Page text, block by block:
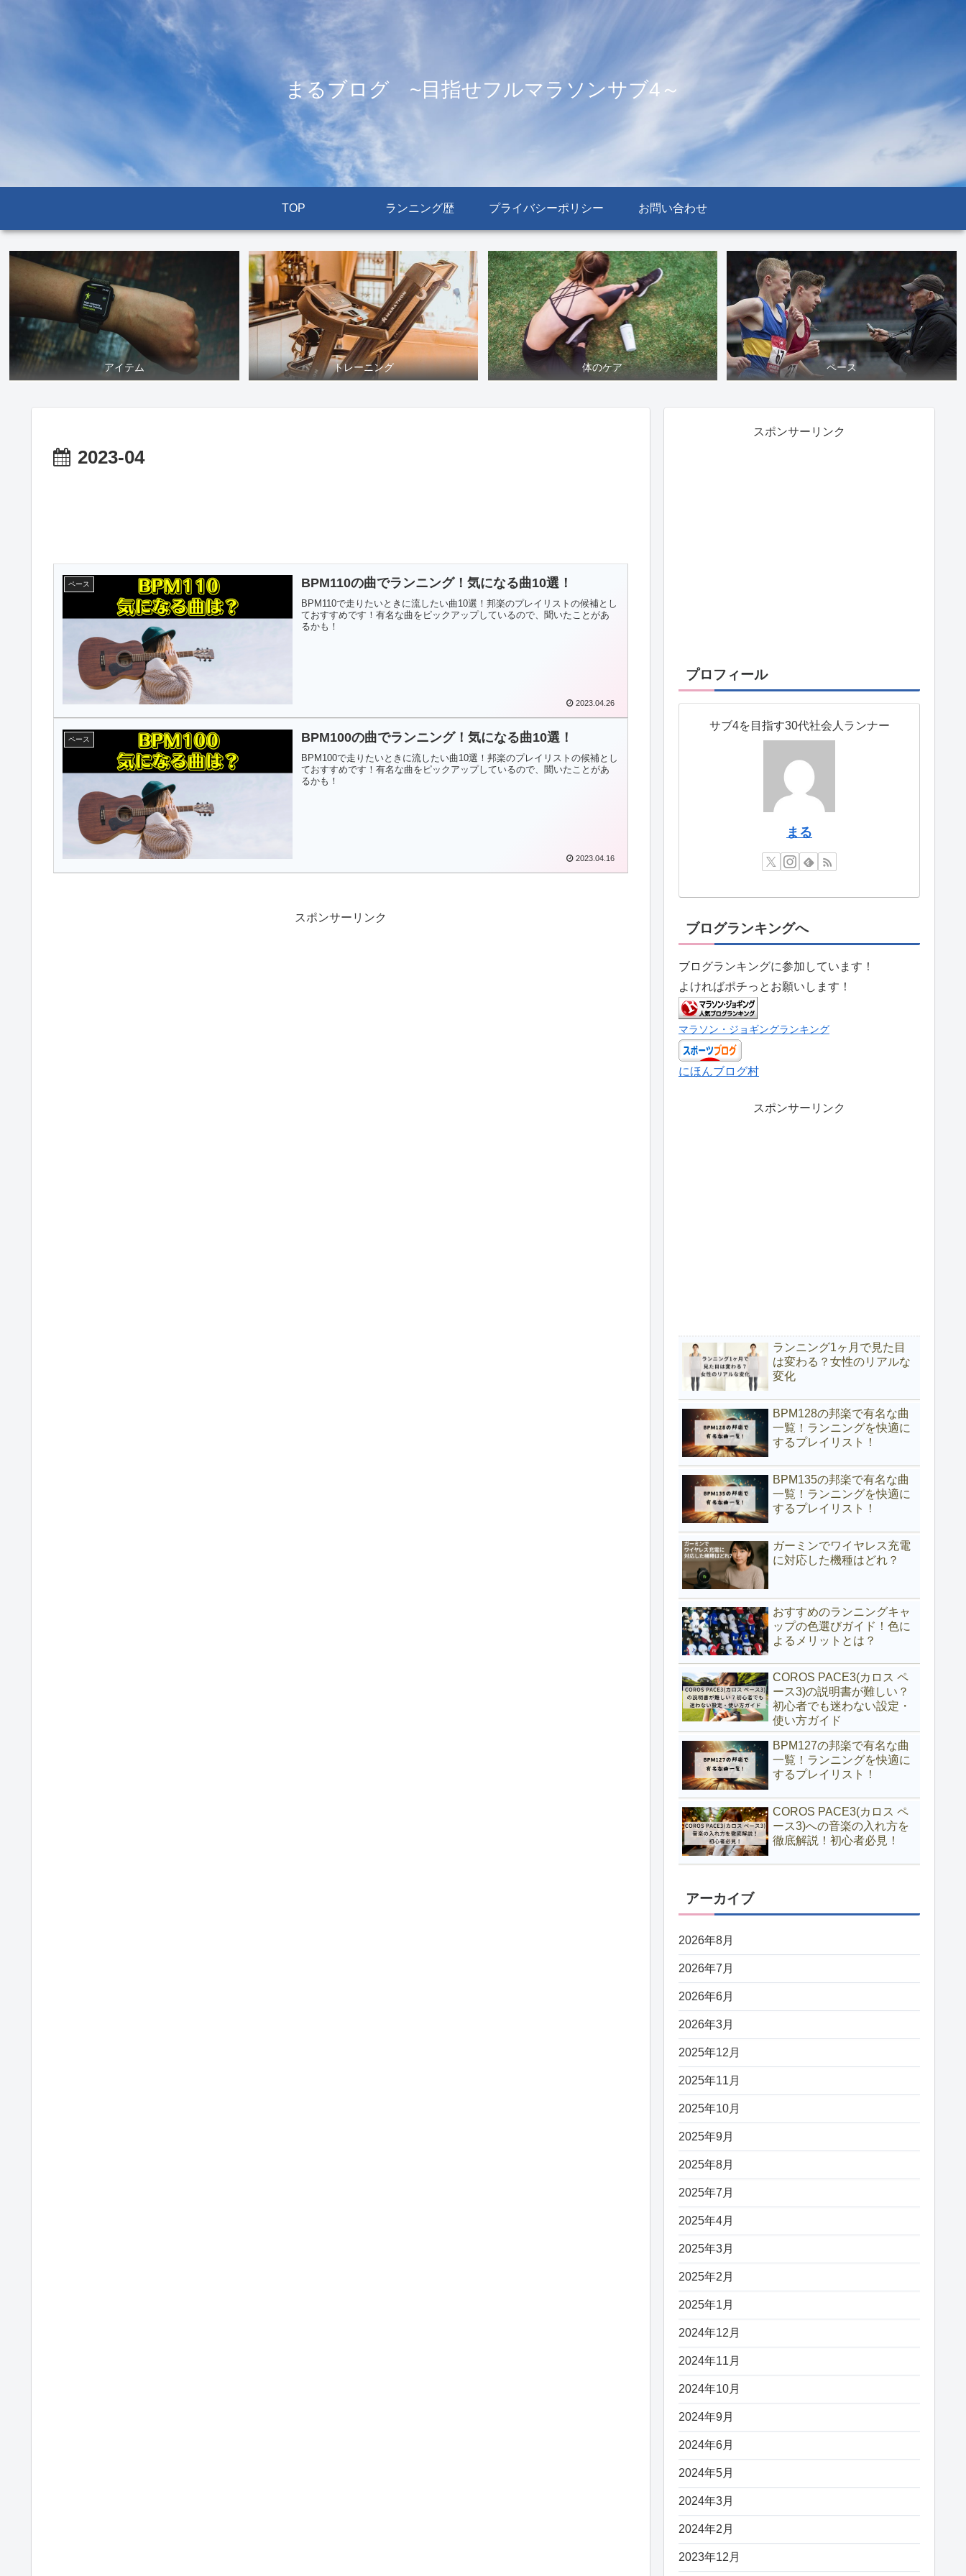
まるブログ ~目指せフルマラソンサブ4～
TOP ランニング歴 プライバシーポリシー お問い合わせ
アイテム トレーニング 体のケア ペース
2023-04
ペース BPM110の曲でランニング！気になる曲10選！
BPM110で走りたいときに流したい曲10選！邦楽のプレイリストの候補とし
ておすすめです！有名な曲をピックアップしているので、聞いたことがあ
るかも！
2023.04.26
ペース BPM100の曲でランニング！気になる曲10選！
BPM100で走りたいときに流したい曲10選！邦楽のプレイリストの候補とし
ておすすめです！有名な曲をピックアップしているので、聞いたことがあ
るかも！
2023.04.16
スポンサーリンク
スポンサーリンク
プロフィール
サブ4を目指す30代社会人ランナー
まる
ブログランキングへ
ブログランキングに参加しています！
よければポチっとお願いします！
マラソン・ジョギングランキング
にほんブログ村
スポンサーリンク
ランニング1ヶ月で見た目
は変わる？女性のリアルな
変化
BPM128の邦楽で有名な曲
一覧！ランニングを快適に
するプレイリスト！
BPM135の邦楽で有名な曲
一覧！ランニングを快適に
するプレイリスト！
ガーミンでワイヤレス充電
に対応した機種はどれ？
おすすめのランニングキャ
ップの色選びガイド！色に
よるメリットとは？
COROS PACE3(カロス ペ
ース3)の説明書が難しい？
初心者でも迷わない設定・
使い方ガイド
BPM127の邦楽で有名な曲
一覧！ランニングを快適に
するプレイリスト！
COROS PACE3(カロス ペ
ース3)への音楽の入れ方を
徹底解説！初心者必見！
アーカイブ
2026年8月
2026年7月
2026年6月
2026年3月
2025年12月
2025年11月
2025年10月
2025年9月
2025年8月
2025年7月
2025年4月
2025年3月
2025年2月
2025年1月
2024年12月
2024年11月
2024年10月
2024年9月
2024年6月
2024年5月
2024年3月
2024年2月
2023年12月